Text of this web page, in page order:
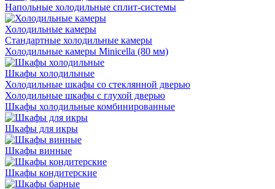
Напольные холодильные сплит-системы
Холодильные камеры
Стандартные холодильные камеры
Холодильные камеры Minicella (80 мм)
Шкафы холодильные
Холодильные шкафы со стеклянной дверью
Холодильные шкафы с глухой дверью
Шкафы холодильные комбинированные
Шкафы для икры
Шкафы винные
Шкафы кондитерские